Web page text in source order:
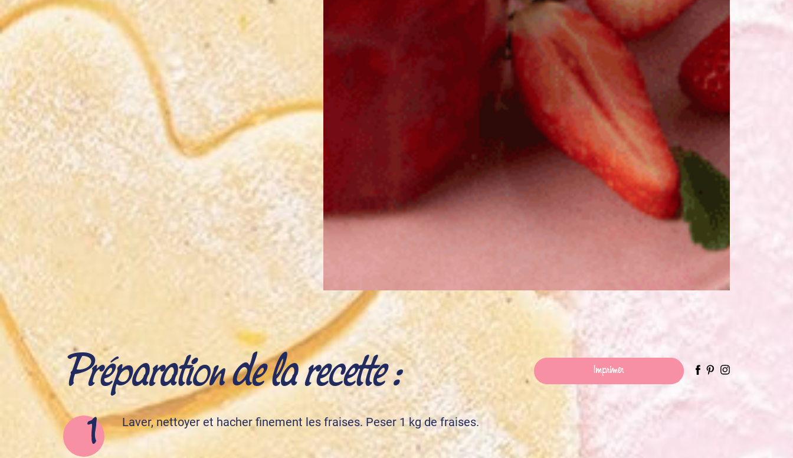
Préparation de la recette : Imprimer
Laver, nettoyer et hacher finement les fraises. Peser 1 kg de fraises.